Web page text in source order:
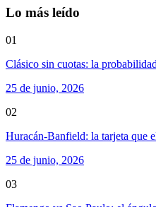
Lo más leído
01
Clásico sin cuotas: la
25 de junio, 2026
02
Huracán-Banfield: la tarjeta que
25 de junio, 2026
03